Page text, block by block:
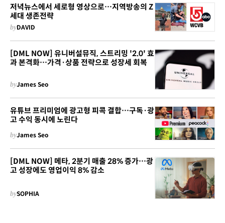
저녁뉴스에서 세로형 영상으로…지역방송의 Z
세대 생존전략
byDAVID
[DML NOW] 유니버설뮤직, 스트리밍 '2.0' 효
과 본격화…가격·상품 전략으로 성장세 회복
byJames Seo
유튜브 프리미엄에 광고형 피콕 결합…구독·광
고 수익 동시에 노린다
byJames Seo
[DML NOW] 메타, 2분기 매출 28% 증가…광
고 성장에도 영업이익 8% 감소
bySOPHIA